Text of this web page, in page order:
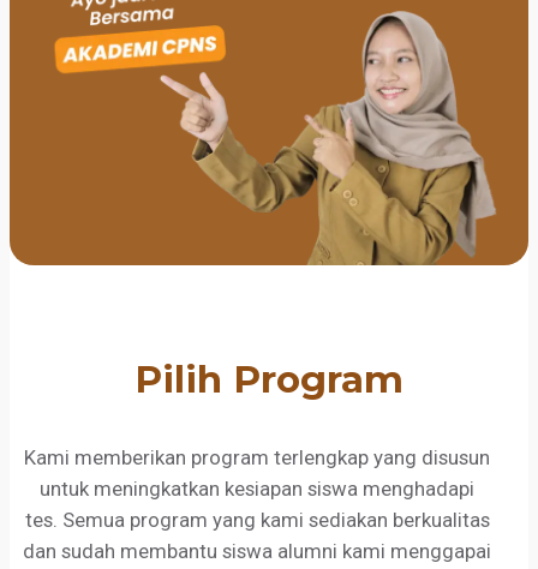
Pilih Program
Kami memberikan program terlengkap yang disusun
untuk meningkatkan kesiapan siswa menghadapi
tes. Semua program yang kami sediakan berkualitas
dan sudah membantu siswa alumni kami menggapai